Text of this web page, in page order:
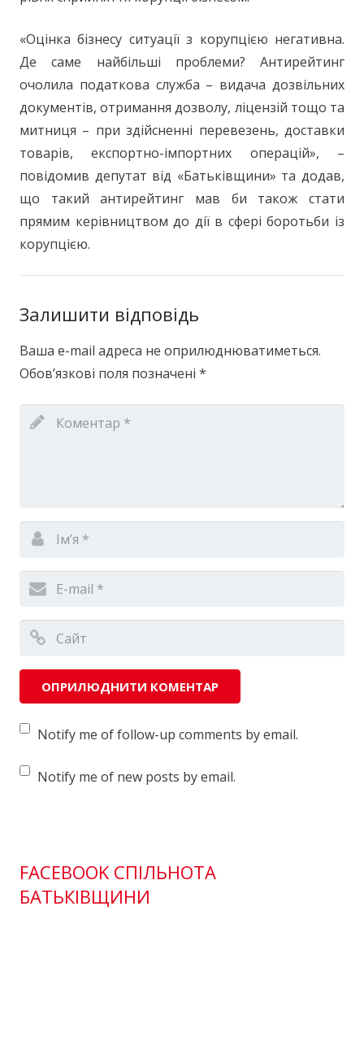
«Оцінка бізнесу ситуації з корупцією негативна.
Де саме найбільші проблеми? Антирейтинг
очолила податкова служба – видача дозвільних
документів, отримання дозволу, ліцензій тощо та
митниця – при здійсненні перевезень, доставки
товарів, експортно-імпортних операцій», –
повідомив депутат від «Батьківщини» та додав,
що такий антирейтинг мав би також стати
прямим керівництвом до дії в сфері боротьби із
корупцією.
Залишити відповідь
Ваша e-mail адреса не оприлюднюватиметься.
Обов’язкові поля позначені *
Notify me of follow-up comments by email.
Notify me of new posts by email.
FACEBOOK СПІЛЬНОТА
БАТЬКІВЩИНИ